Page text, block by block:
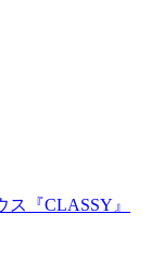
『CLASSY』